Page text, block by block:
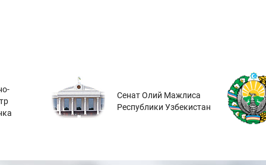
Сенат Олий Мажлиса
Республики Узбекистан